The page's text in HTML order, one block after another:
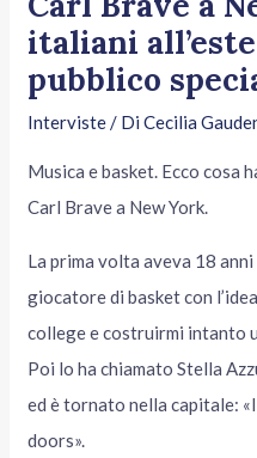
italiani
pubblico
Interviste/ DiCecilia
Musica e basket. Ecco cosa
Carl Brave a New York.
La prima volta aveva 18
giocatore di basket con
college e costruirmi intanto
Poi lo ha chiamato Stella
ed è tornato nella capitale:
doors».